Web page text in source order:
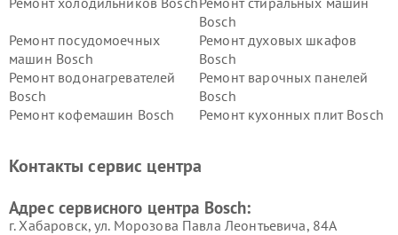
Bosch
Ремонт посудомоечных
машин Bosch
Ремонт духовых шкафов
Bosch
Ремонт водонагревателей
Bosch
Ремонт варочных панелей
Bosch
Ремонт кофемашин Bosch
Ремонт кухонных плит Bosch
Ремонт сушильных автоматовРемонт морозильных камер
Контакты сервис центра
Адрес сервисного центра Bosch:
г. Хабаровск, ул. Морозова Павла Леонтьевича, 84А